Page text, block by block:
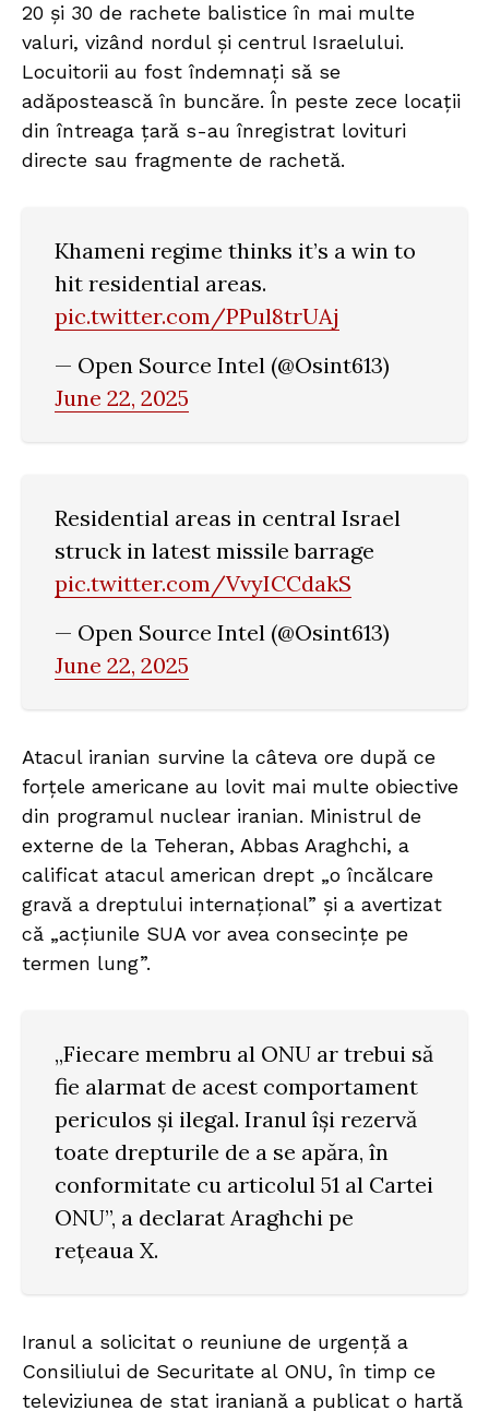
20 și 30 de rachete balistice în mai multe
valuri, vizând nordul și centrul Israelului.
Locuitorii au fost îndemnați să se
adăpostească în buncăre. În peste zece locații
din întreaga țară s-au înregistrat lovituri
directe sau fragmente de rachetă.
Khameni regime thinks it’s a win to
hit residential areas.
pic.twitter.com/PPul8trUAj
— Open Source Intel (@Osint613)
June 22, 2025
Residential areas in central Israel
struck in latest missile barrage
pic.twitter.com/VvyICCdakS
— Open Source Intel (@Osint613)
June 22, 2025
Atacul iranian survine la câteva ore după ce
forțele americane au lovit mai multe obiective
din programul nuclear iranian. Ministrul de
externe de la Teheran, Abbas Araghchi, a
calificat atacul american drept „o încălcare
gravă a dreptului internațional” și a avertizat
că „acțiunile SUA vor avea consecințe pe
termen lung”.
„Fiecare membru al ONU ar trebui să
fie alarmat de acest comportament
periculos și ilegal. Iranul își rezervă
toate drepturile de a se apăra, în
conformitate cu articolul 51 al Cartei
ONU”, a declarat Araghchi pe
rețeaua X.
Iranul a solicitat o reuniune de urgență a
Consiliului de Securitate al ONU, în timp ce
televiziunea de stat iraniană a publicat o hartă